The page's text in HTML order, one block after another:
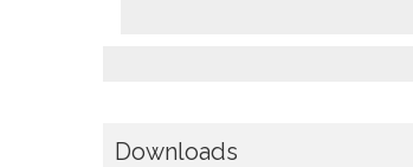
Downloads